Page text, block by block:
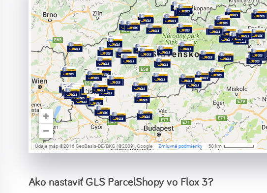
Ako nastaviť GLS ParcelShopy vo Flox 3?